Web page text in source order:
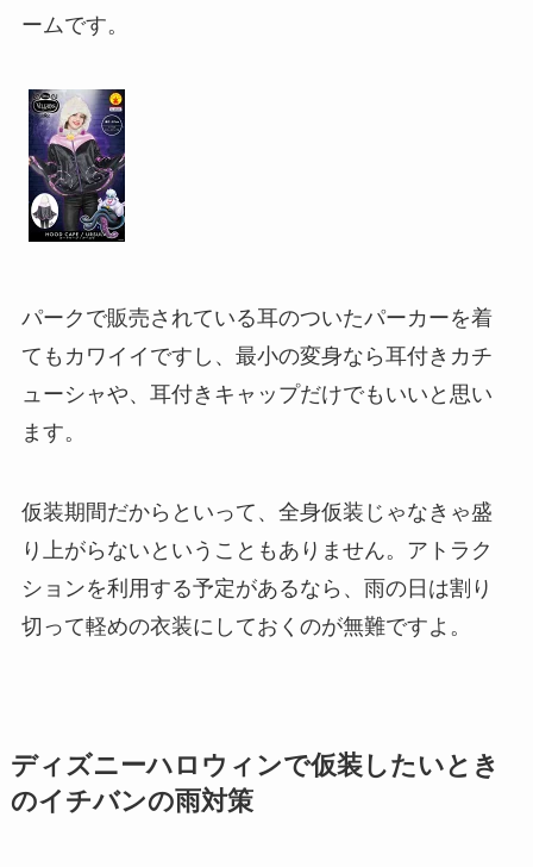
ームです。
パークで販売されている耳のついたパーカーを着
てもカワイイですし、最小の変身なら耳付きカチ
ューシャや、耳付きキャップだけでもいいと思い
ます。
仮装期間だからといって、全身仮装じゃなきゃ盛
り上がらないということもありません。 アトラク
ションを利用する予定があるなら、雨の日は割り
切って軽めの衣装にしておく のが無難ですよ。
ディズニーハロウィンで仮装したいとき
のイチバンの雨対策